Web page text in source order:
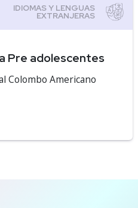
Pre adolescentes
Colombo Americano